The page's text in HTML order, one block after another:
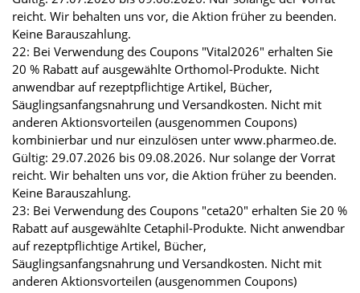
reicht. Wir behalten uns vor, die Aktion früher zu beenden.
Keine Barauszahlung.
22: Bei Verwendung des Coupons "Vital2026" erhalten Sie
20 % Rabatt auf ausgewählte Orthomol-Produkte. Nicht
anwendbar auf rezeptpflichtige Artikel, Bücher,
Säuglingsanfangsnahrung und Versandkosten. Nicht mit
anderen Aktionsvorteilen (ausgenommen Coupons)
kombinierbar und nur einzulösen unter www.pharmeo.de.
Gültig: 29.07.2026 bis 09.08.2026. Nur solange der Vorrat
reicht. Wir behalten uns vor, die Aktion früher zu beenden.
Keine Barauszahlung.
23: Bei Verwendung des Coupons "ceta20" erhalten Sie 20 %
Rabatt auf ausgewählte Cetaphil-Produkte. Nicht anwendbar
auf rezeptpflichtige Artikel, Bücher,
Säuglingsanfangsnahrung und Versandkosten. Nicht mit
anderen Aktionsvorteilen (ausgenommen Coupons)